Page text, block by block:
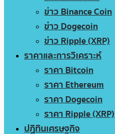
ข่าว Binance Coin
ข่าว Dogecoin
ข่าว Ripple (XRP)
ราคาและการวิเคราะห์
ราคา Bitcoin
ราคา Ethereum
ราคา Dogecoin
ราคา Ripple (XRP)
ปฏิทินเศรษฐกิจ